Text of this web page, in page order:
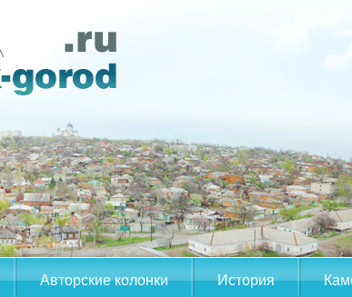
Авторские колонки История